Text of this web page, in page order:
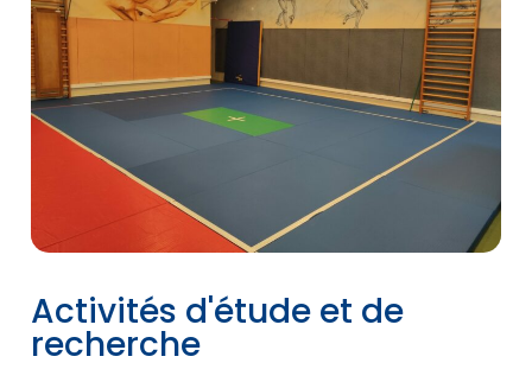
Activités d'étude et de
recherche